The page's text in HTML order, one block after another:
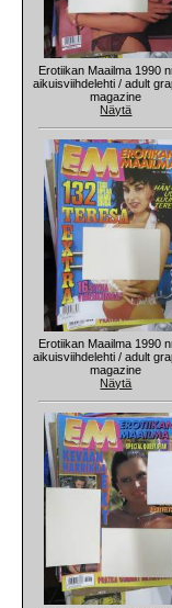
Erotiikan Maailma 1990
aikuisviihdelehti / adult
magazine
Näytä
Erotiikan Maailma 1990
aikuisviihdelehti / adult
magazine
Näytä